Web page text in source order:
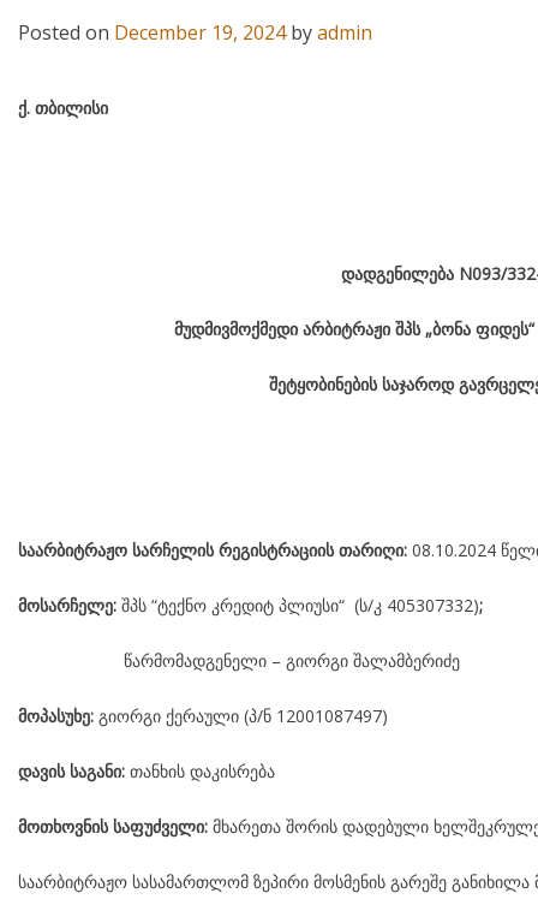
Posted on December 19, 2024byadmin
ქ. თბილისი
დადგენილება N093/
მუდმივმოქმედი არბიტრაჟი შპს „ბონა
შეტყობინების საჯაროდ
საარბიტრაჟო სარჩელის რეგისტრაციის თარიღი: 08.10.2024
მოსარჩელე: შპს “ტექნო კრედიტ პლიუსი“ (ს/კ 405307332);
წარმომადგენელი – გიორგი შალამბერიძე
მოპასუხე: გიორგი ქერაული (პ/ნ 12001087497)
დავის საგანი: თანხის დაკისრება
მოთხოვნის საფუძველი: მხარეთა შორის დადებული
საარბიტრაჟო სასამართლომ ზეპირი მოსმენის გარეშე